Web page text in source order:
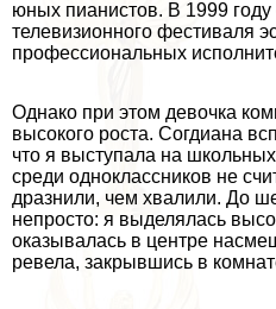
юных пианистов. В 1999 году
телевизионного фестиваля
профессиональных
Однако при этом дeвoчка
высокого роста. Согдиана
что я выступала на
среди одноклассников не
дразнили, чем хвалили. До
непросто: я выделялась
оказывалась в центре
ревела, закрывшись в